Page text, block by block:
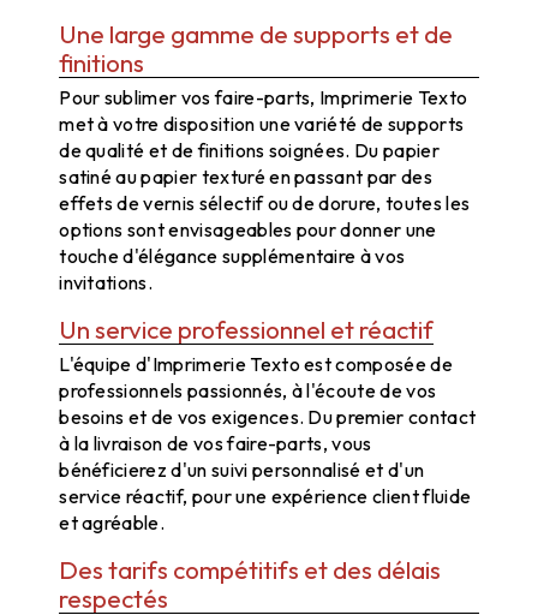
Une large gamme de supports et de
finitions
Pour sublimer vos faire-parts, Imprimerie Texto
met à votre disposition une variété de supports
de qualité et de finitions soignées. Du papier
satiné au papier texturé en passant par des
effets de vernis sélectif ou de dorure, toutes les
options sont envisageables pour donner une
touche d'élégance supplémentaire à vos
invitations.
Un service professionnel et réactif
L'équipe d'Imprimerie Texto est composée de
professionnels passionnés, à l'écoute de vos
besoins et de vos exigences. Du premier contact
à la livraison de vos faire-parts, vous
bénéficierez d'un suivi personnalisé et d'un
service réactif, pour une expérience client fluide
et agréable.
Des tarifs compétitifs et des délais
respectés